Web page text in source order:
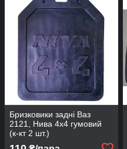
Бризковики задні Ваз
2121, Нива 4х4 гумовий
(к-кт 2 шт.)